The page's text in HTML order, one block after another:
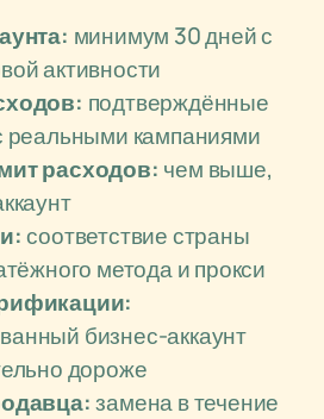
минимум 30 дней с
активности
подтверждённые
реальными кампаниями
расходов: чем выше,
соответствие страны
метода и прокси
бизнес-аккаунт
дороже
замена в течение